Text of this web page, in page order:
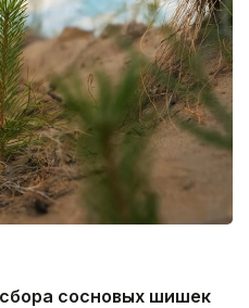
сосновых шишек